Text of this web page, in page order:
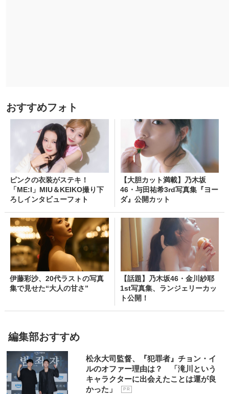
おすすめフォト
ピンクの衣装がステキ！
「ME:I」MIU＆KEIKO撮り下
ろしインタビューフォト
【大胆カット満載】乃木坂
46・与田祐希3rd写真集『ヨー
ダ』公開カット
伊藤彩沙、20代ラストの写真
集で見せた“大人の甘さ”
【話題】乃木坂46・金川紗耶
1st写真集、ランジェリーカッ
ト公開！
編集部おすすめ
松永大司監督、『犯罪者』チョン・イ
ルのオファー理由は？ 「滝川という
キャラクターに出会えたことは運が良
かった」
P R